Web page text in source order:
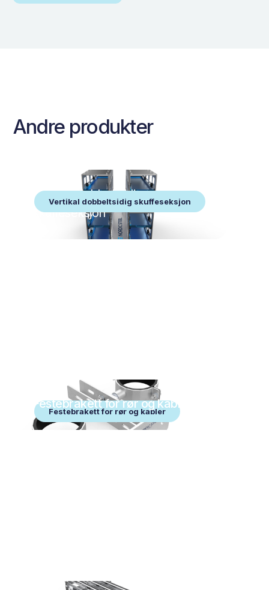
Andre produkter
Vertikal dobbeltsidig skuffeseksjon
Vertikal dobbeltsidig
skuffeseksjon
Festebrakett for rør og kabler
Festebrakett for rør og kabler